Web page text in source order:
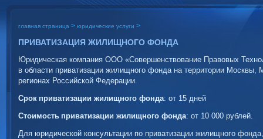
главная страница > юридические услуги >
ПРИВАТИЗАЦИЯ ЖИЛИЩНОГО ФОНДА
Юридическая компания ООО «Совершенствование Правовых
в области приватизации жилищного фонда на территории Москвы,
регионах Российской Федерации.
Срок приватизации жилищного фонда: от 15 дней
Стоимость приватизации жилищного фонда: от 10 000 рублей.
Для юридической консультации по приватизации жилищного